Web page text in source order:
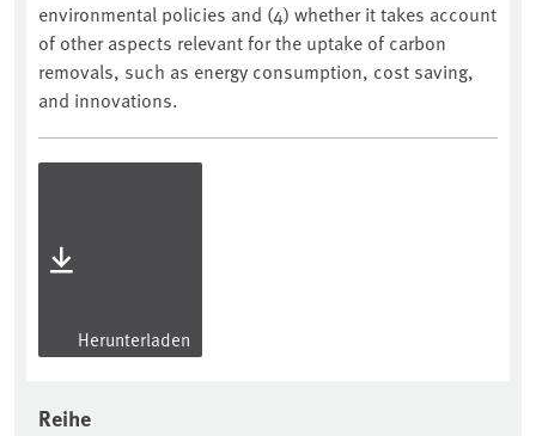
environmental policies and (4) whether it takes account
of other aspects relevant for the uptake of carbon
removals, such as energy consumption, cost saving,
and innovations.
Herunterladen
Reihe